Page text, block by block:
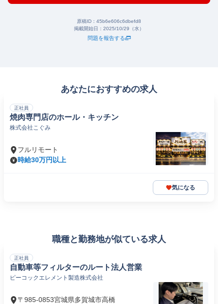
原稿ID： 45b6e606c6dbefd8
掲載開始日： 2025/10/29（水）
問題を報告する
あなたにおすすめの求人
正社員
焼肉専門店のホール・キッチン
株式会社こぐみ
フルリモート
時給30万円以上
気になる
職種と勤務地が似ている求人
正社員
自動車等フィルターのルート法人営業
ピーコックエレメント製造株式会社
〒985-0853宮城県多賀城市高橋